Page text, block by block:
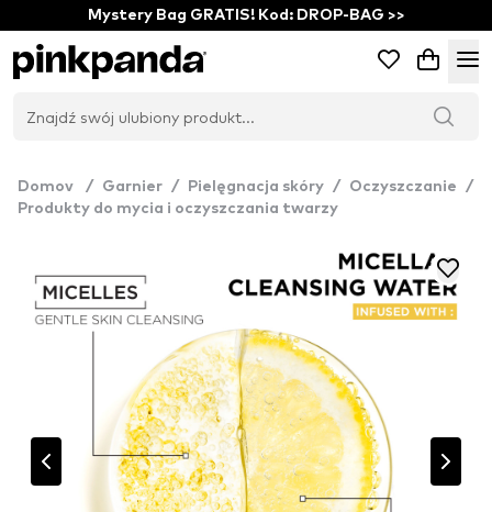
Mystery Bag GRATIS! Kod: DROP-BAG >>
Domov / Garnier / Pielęgnacja skóry / Oczyszczanie
/
Produkty do mycia i oczyszczania twarzy